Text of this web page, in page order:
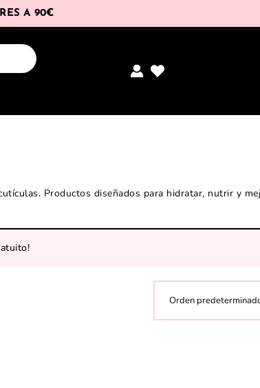
A 90€
Productos diseñados para hidratar, nutrir y